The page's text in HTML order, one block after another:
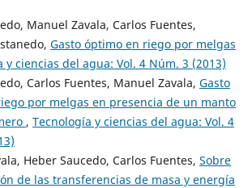
Manuel Zavala, Carlos Fuentes,
Gasto óptimo en riego por melgas
y ciencias del agua: Vol. 4 Núm. 3 (2013)
Carlos Fuentes, Manuel Zavala, Gasto
por melgas en presencia de un manto
, Tecnología y ciencias del agua: Vol. 4
Heber Saucedo, Carlos Fuentes, Sobre
de las transferencias de masa y energía